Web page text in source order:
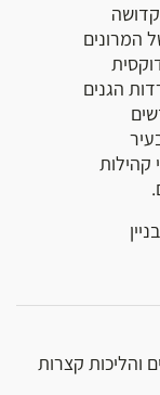
המרונים
הגנים
והליכות קצרות